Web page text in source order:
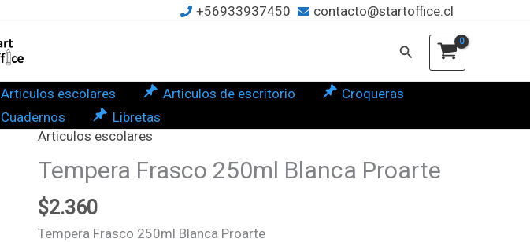
+56933937450 contacto@startoffice.cl
Buscar
Articulos escolares Articulos de escritorio
Croqueras
Cuadernos
Libretas
Articulos escolares
Tempera Frasco 250ml Blanca Proarte
$2.360
Tempera Frasco 250ml Blanca Proarte
Tempera
Frasco
250ml
Blanca
Proarte
Blanca